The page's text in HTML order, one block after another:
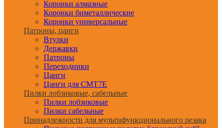
Коронки алмазные
Коронки биметаллические
Коронки универсальные
Патроны, цанги
Втулки
Державки
Патроны
Переходники
Цанги
Цанги для CMT7E
Пилки лобзиковые, сабельные
Пилки лобзиковые
Пилки сабельные
Принадлежности для мультифункционального резака